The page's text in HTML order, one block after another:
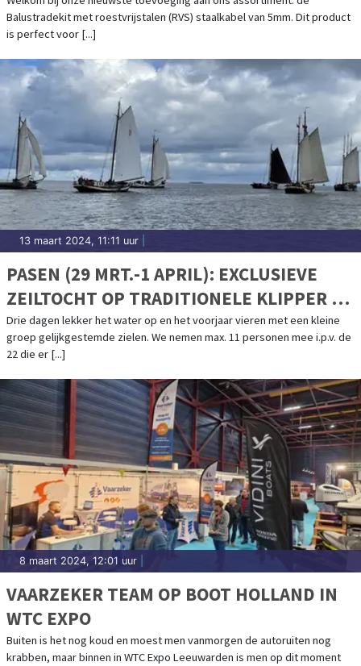
Balustradekit met roestvrijstalen (RVS) staalkabel van 5mm. Dit product
is perfect voor [...]
13 maart 2024, 11:11 uur
PASEN (29 MRT.-1 APRIL): EXCLUSIEVE
ZEILTOCHT OP TRADITIONELE KLIPPER DE
" VRIENDENTROUW".
Drie dagen lekker het water op en het voorjaar vieren met een kleine
groep gelijkgestemde zielen. We nemen max. 11 personen mee i.p.v. de
22 die er [...]
8 maart 2024, 12:01 uur
VAARZEKER TEAM OP BOOT HOLLAND IN
WTC EXPO
Buiten is het nog koud en moest men vanmorgen de autoruiten nog
krabben, maar binnen in WTC Expo Leeuwarden is men op dit moment